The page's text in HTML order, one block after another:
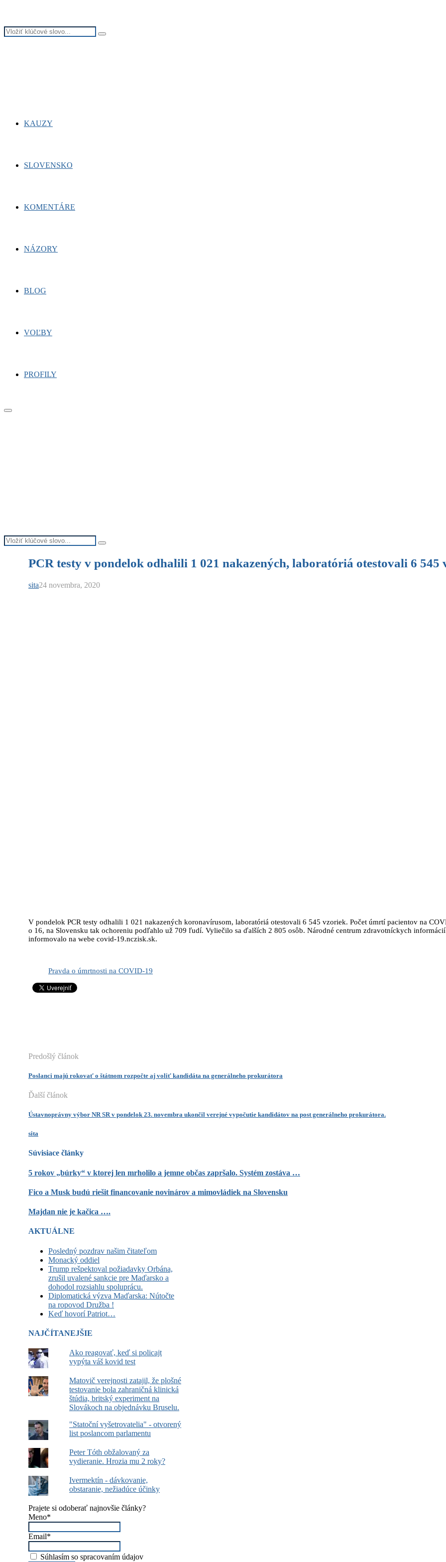
Search
Search
KAUZY
SLOVENSKO
KOMENTÁRE
NÁZORY
BLOG
VOĽBY
PROFILY
Primary
Search
for:
Search
PCR testy v pondelok odhalili 1 021 nakazených, laboratóriá otestovali 6 545
sita24 novembra, 2020
V pondelok PCR testy odhalili 1 021 nakazených koronavírusom, laboratóriá otestovali 6 545 vzoriek. Počet úmrtí pacientov na
o 16, na Slovensku tak ochoreniu podľahlo už 709 ľudí. Vyliečilo sa ďalších 2 805 osôb. Národné centrum zdravotníckych
informovalo na webe covid-19.nczisk.sk.
Pravda o úmrtnosti na COVID-19
Predošlý článok
Poslanci majú rokovať o štátnom rozpočte aj voliť kandidáta na generálneho prokurátora
Ďalší článok
Ústavnoprávny výbor NR SR v pondelok 23. novembra ukončil verejné vypočutie kandidátov na post generálneho prokurátora.
sita
Súvisiace články
5 rokov „búrky“ v ktorej len mrholilo a jemne občas zapršalo. Systém zostáva …
Fico a Musk budú riešit financovanie novinárov a mimovládiek na Slovensku
Majdan nie je kačica ….
AKTUÁLNE
Posledný pozdrav našim čitateľom
Monacký oddiel
Trump rešpektoval požiadavky Orbána,
zrušil uvalené sankcie pre Maďarsko a
dohodol rozsiahlu spoluprácu.
Diplomatická výzva Maďarska: Nútočte
na ropovod Družba !
Keď hovorí Patriot…
NAJČÍTANEJŠIE
Ako reagovať, keď si policajt
vypýta váš kovid test
Matovič verejnosti zatajil, že plošné
testovanie bola zahraničná klinická
štúdia, britský experiment na
Slovákoch na objednávku Bruselu.
"Statoční vyšetrovatelia" - otvorený
list poslancom parlamentu
Peter Tóth obžalovaný za
vydieranie. Hrozia mu 2 roky?
Ivermektín - dávkovanie,
obstaranie, nežiadúce účinky
Prajete si odoberať najnovšie články?
Meno*
Email*
Súhlasím so spracovaním údajov